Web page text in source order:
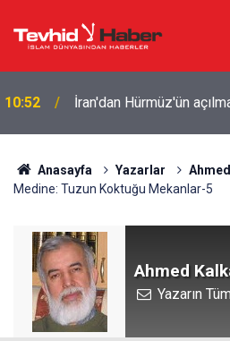
10:52 İran'dan Hürmüz'ün
Anasayfa Yazarlar
Medine: Tuzun Koktuğu Mekanlar-5
Ahmed
Yazarın